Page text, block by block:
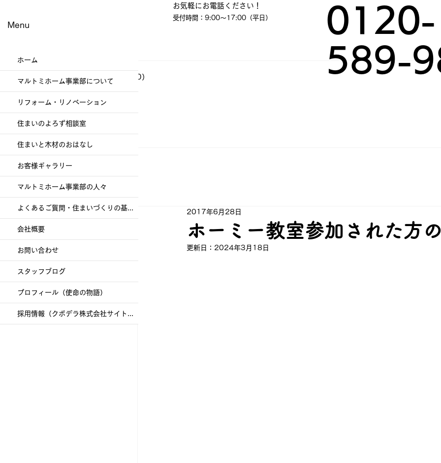
Menu
​お気軽にお電話ください！
受付時間：9:00～17:00（平日）
0120-
589-
イベント・教室・見学会
（60）
その他
（1）
1件の記事
社員日記 （86）
お知らせ （4）
ホーミー教室参加された方
2017年6月28日
更新日： 2024年3月18日
ホーム
マルトミホーム事業部について
リフォーム・リノベーション
住まいのよろず相談室
住まいと木材のおはなし
お客様ギャラリー
マルトミホーム事業部の人々
よくあるご質問・住まいづくりの基礎知識
会社概要
お問い合わせ
スタッフブログ
プロフィール（使命の物語）
採用情報（クボデラ株式会社サイトへ）